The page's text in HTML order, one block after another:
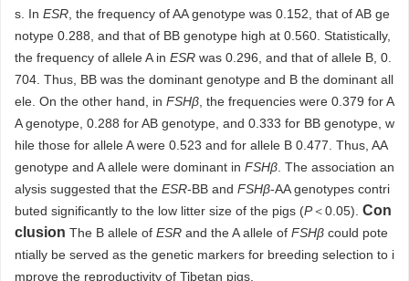
s. In ESR , the frequency of AA genotype was 0.152, that of AB ge
notype 0.288, and that of BB genotype high at 0.560. Statistically,
the frequency of allele A in ESR was 0.296, and that of allele B, 0.
704. Thus, BB was the dominant genotype and B the dominant all
ele. On the other hand, in FSHβ , the frequencies were 0.379 for A
A genotype, 0.288 for AB genotype, and 0.333 for BB genotype, w
hile those for allele A were 0.523 and for allele B 0.477. Thus, AA
genotype and A allele were dominant in FSHβ . The association an
alysis suggested that the ESR-BB and FSHβ-AA genotypes contri
buted significantly to the low litter size of the pigs (P＜0.05). Con
clusion The B allele of ESR and the A allele of FSHβ could pote
ntially be served as the genetic markers for breeding selection to i
mprove the reproductivity of Tibetan pigs.